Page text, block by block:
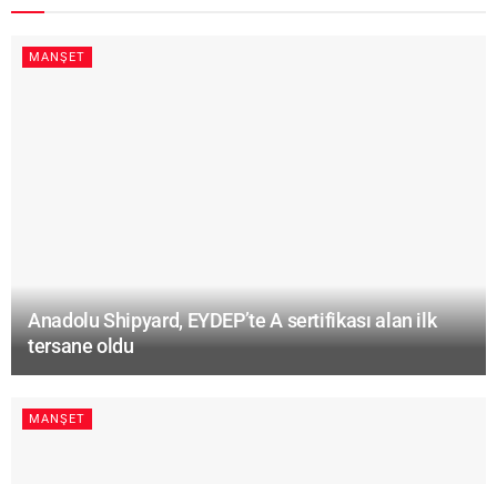
MANŞET
Anadolu Shipyard, EYDEP’te A sertifikası alan ilk
tersane oldu
MANŞET